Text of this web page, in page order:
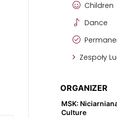
Children
Dance
Zespoły
ORGANIZER
MSK:
Culture